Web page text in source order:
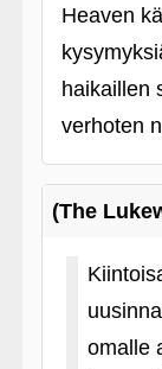
Heaven
haikaillen
verhoten
(The
omalle